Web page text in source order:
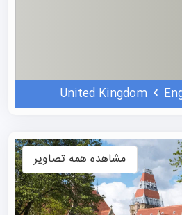
دانشجو به دومین دانشگاه بزرگ
شهرت دارد، به طوری که بیش از ۹۴ درصد از فارغ‌التحصیلان
پس از فارغ‌التحصیلی مشغول به
برای دانشجویان بین‌المللی،
United Kingdom
مشاهده همه تصاویر